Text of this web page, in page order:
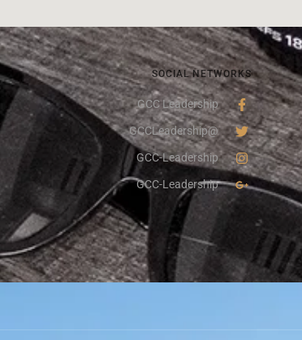
SOCIAL NETWORKS
GCC Leadership
@GCCLeadership
GCC-Leadership
GCC-Leadership